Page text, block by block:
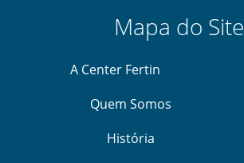
Mapa do Site
A Center Fertin
Quem Somos
História